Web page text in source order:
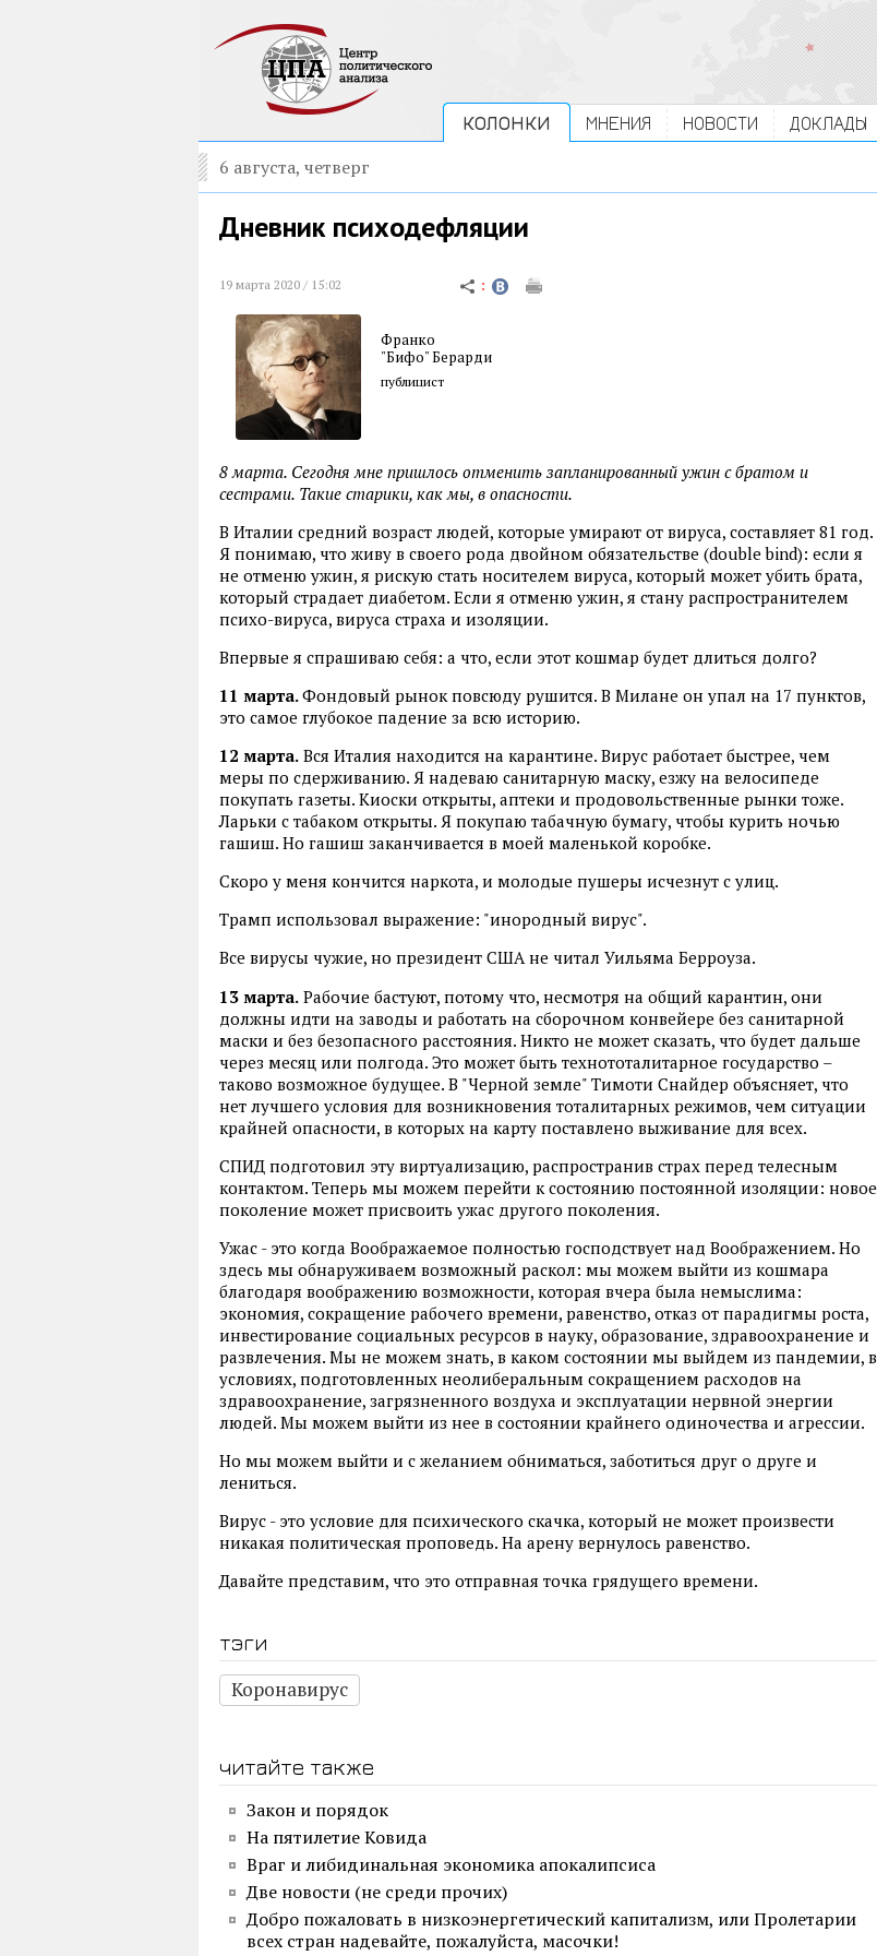
КОЛОНКИ МНЕНИЯ НОВОСТИ ДОКЛАДЫ
6 августа, четверг
Дневник психодефляции
19 марта 2020 / 15:02
Франко
"Бифо" Берарди
публицист
8 марта. Сегодня мне пришлось отменить запланированный ужин с братом и
сестрами. Такие старики, как мы, в опасности.
В Италии средний возраст людей, которые умирают от вируса, составляет 81 год.
Я понимаю, что живу в своего рода двойном обязательстве (double bind): если я
не отменю ужин, я рискую стать носителем вируса, который может убить брата,
который страдает диабетом. Если я отменю ужин, я стану распространителем
психо-вируса, вируса страха и изоляции.
Впервые я спрашиваю себя: а что, если этот кошмар будет длиться долго?
11 марта.Фондовый рынок повсюду рушится. В Милане он упал на 17 пунктов,
это самое глубокое падение за всю историю.
12 марта. Вся Италия находится на карантине. Вирус работает быстрее, чем
меры по сдерживанию. Я надеваю санитарную маску, езжу на велосипеде
покупать газеты. Киоски открыты, аптеки и продовольственные рынки тоже.
Ларьки с табаком открыты. Я покупаю табачную бумагу, чтобы курить ночью
гашиш. Но гашиш заканчивается в моей маленькой коробке.
Скоро у меня кончится наркота, и молодые пушеры исчезнут с улиц.
Трамп использовал выражение: "инородный вирус".
Все вирусы чужие, но президент США не читал Уильяма Берроуза.
13 марта. Рабочие бастуют, потому что, несмотря на общий карантин, они
должны идти на заводы и работать на сборочном конвейере без санитарной
маски и без безопасного расстояния. Никто не может сказать, что будет дальше
через месяц или полгода. Это может быть технототалитарное государство –
таково возможное будущее. В "Черной земле" Тимоти Снайдер объясняет, что
нет лучшего условия для возникновения тоталитарных режимов, чем ситуации
крайней опасности, в которых на карту поставлено выживание для всех.
СПИД подготовил эту виртуализацию, распространив страх перед телесным
контактом. Теперь мы можем перейти к состоянию постоянной изоляции: новое
поколение может присвоить ужас другого поколения.
Ужас - это когда Воображаемое полностью господствует над Воображением. Но
здесь мы обнаруживаем возможный раскол: мы можем выйти из кошмара
благодаря воображению возможности, которая вчера была немыслима:
экономия, сокращение рабочего времени, равенство, отказ от парадигмы роста,
инвестирование социальных ресурсов в науку, образование, здравоохранение и
развлечения. Мы не можем знать, в каком состоянии мы выйдем из пандемии, в
условиях, подготовленных неолиберальным сокращением расходов на
здравоохранение, загрязненного воздуха и эксплуатации нервной энергии
людей. Мы можем выйти из нее в состоянии крайнего одиночества и агрессии.
Но мы можем выйти и с желанием обниматься, заботиться друг о друге и
лениться.
Вирус - это условие для психического скачка, который не может произвести
никакая политическая проповедь. На арену вернулось равенство.
Давайте представим, что это отправная точка грядущего времени.
тэги
Коронавирус
читайте также
Закон и порядок
На пятилетие Ковида
Враг и либидинальная экономика апокалипсиса
Две новости (не среди прочих)
Добро пожаловать в низкоэнергетический капитализм, или Пролетарии
всех стран надевайте, пожалуйста, масочки!